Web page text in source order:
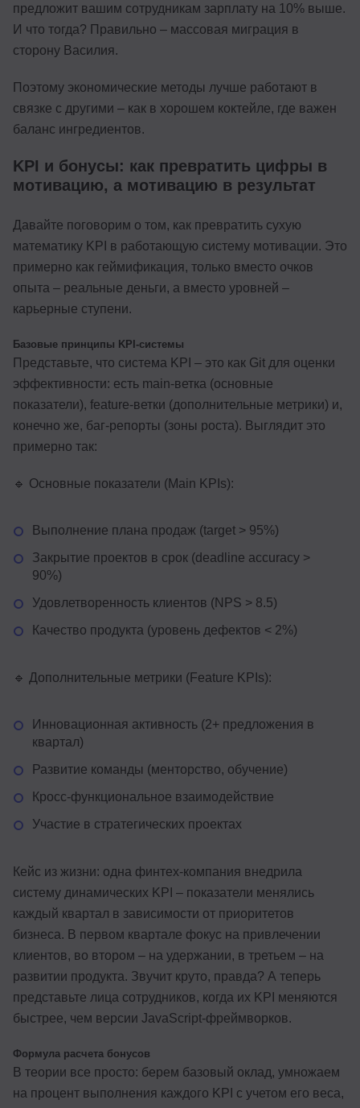
предложит вашим сотрудникам зарплату на 10% выше.
И что тогда? Правильно – массовая миграция в
сторону Василия.
Поэтому экономические методы лучше работают в
связке с другими – как в хорошем коктейле, где важен
баланс ингредиентов.
KPI и бонусы: как превратить цифры в
мотивацию, а мотивацию в результат
Давайте поговорим о том, как превратить сухую
математику KPI в работающую систему мотивации. Это
примерно как геймификация, только вместо очков
опыта – реальные деньги, а вместо уровней –
карьерные ступени.
Базовые принципы KPI-системы
Представьте, что система KPI – это как Git для оценки
эффективности: есть main-ветка (основные
показатели), feature-ветки (дополнительные метрики) и,
конечно же, баг-репорты (зоны роста). Выглядит это
примерно так:
🔹 Основные показатели (Main KPIs):
Выполнение плана продаж (target > 95%)
Закрытие проектов в срок (deadline accuracy >
90%)
Удовлетворенность клиентов (NPS > 8.5)
Качество продукта (уровень дефектов < 2%)
🔹 Дополнительные метрики (Feature KPIs):
Инновационная активность (2+ предложения в
квартал)
Развитие команды (менторство, обучение)
Кросс-функциональное взаимодействие
Участие в стратегических проектах
Кейс из жизни: одна финтех-компания внедрила
систему динамических KPI – показатели менялись
каждый квартал в зависимости от приоритетов
бизнеса. В первом квартале фокус на привлечении
клиентов, во втором – на удержании, в третьем – на
развитии продукта. Звучит круто, правда? А теперь
представьте лица сотрудников, когда их KPI меняются
быстрее, чем версии JavaScript-фреймворков.
Формула расчета бонусов
В теории все просто: берем базовый оклад, умножаем
на процент выполнения каждого KPI с учетом его веса,